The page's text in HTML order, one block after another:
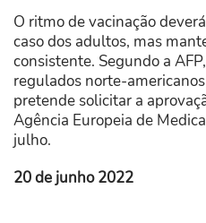
O ritmo de vacinação
caso dos adultos, mas
consistente. Segundo a
regulados norte-
pretende solicitar a
Agência Europeia de
julho.
20 de junho 2022